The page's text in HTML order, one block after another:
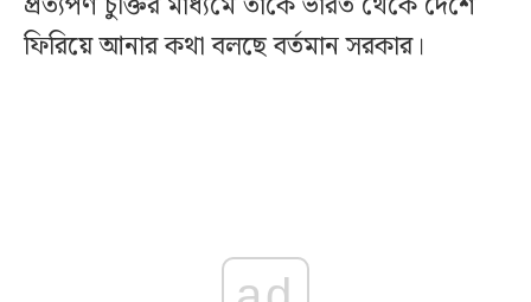
ফিরিয়ে আনার কথা বলছে বর্তমান সরকার।